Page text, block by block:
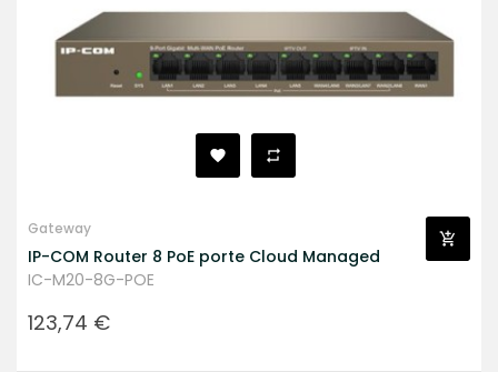
Gateway
IP-COM Router 8 PoE porte Cloud Managed
IC-M20-8G-POE
Prezzo
123,74 €